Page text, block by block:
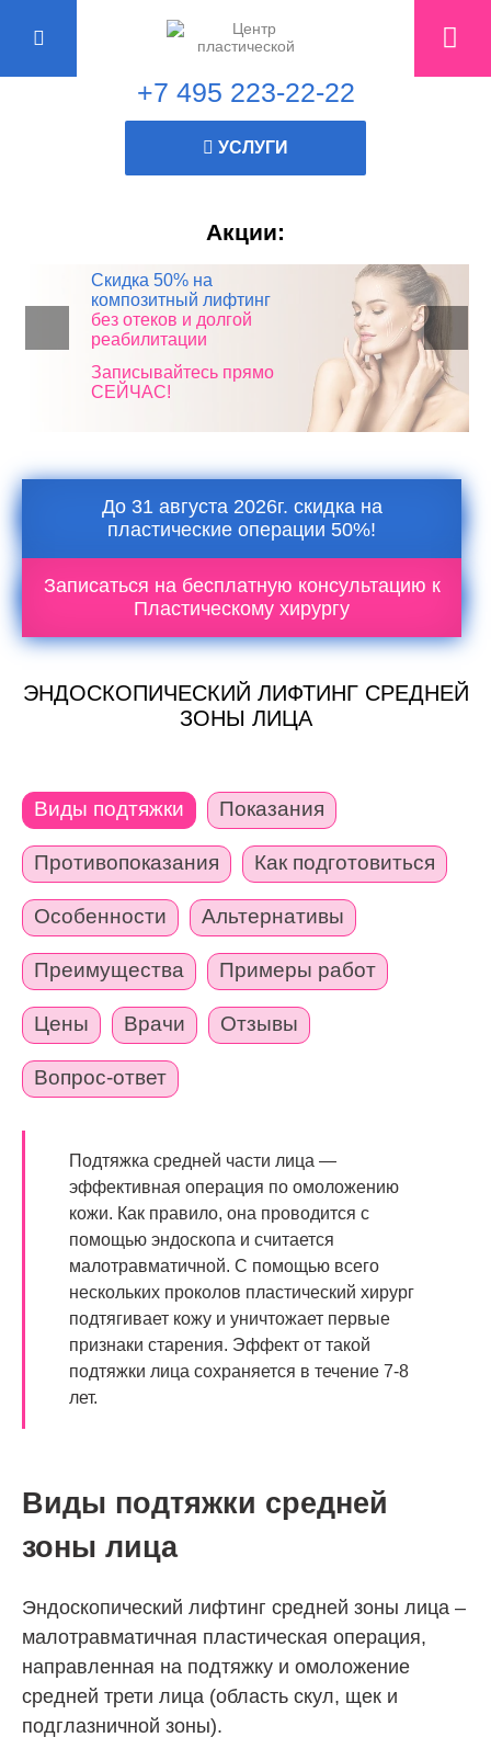
+7 495 223-22-22
УСЛУГИ
Акции:
Все пластические
операции*
со СКИДКОЙ 50%
Скидка 50% на
композитный лифтинг
без отеков и долгой
реабилитации
Записывайтесь прямо
СЕЙЧАС!
Консультация
пластического хирурга
БЕСПЛАТНО!
Записывайтесь прямо
СЕЙЧАС!
Скидка 10% в честь дня
рождения!
До 31 августа 2026г. скидка на
пластические операции 50%!
Записаться на бесплатную консультацию к
Пластическому хирургу
ЭНДОСКОПИЧЕСКИЙ ЛИФТИНГ СРЕДНЕЙ
ЗОНЫ ЛИЦА
Виды подтяжки Показания
Противопоказания Как подготовиться
Особенности Альтернативы
Преимущества Примеры работ
Цены Врачи Отзывы
Вопрос-ответ
Подтяжка средней части лица —
эффективная операция по омоложению
кожи. Как правило, она проводится с
помощью эндоскопа и считается
малотравматичной. С помощью всего
нескольких проколов пластический хирург
подтягивает кожу и уничтожает первые
признаки старения. Эффект от такой
подтяжки лица сохраняется в течение 7-8
лет.
Виды подтяжки средней
зоны лица
Эндоскопический лифтинг средней зоны лица –
малотравматичная пластическая операция,
направленная на подтяжку и омоложение
средней трети лица (область скул, щек и
подглазничной зоны).